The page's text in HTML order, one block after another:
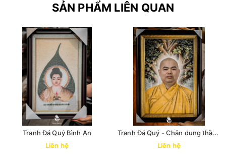
SẢN PHẨM LIÊN QUAN
Tranh Đá Quý Bình An
Liên hệ
Tranh Đá Quý - Chân dung thầy "
Minh Vương"
Liên hệ